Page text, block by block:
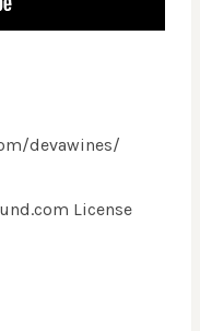
devawines/
License